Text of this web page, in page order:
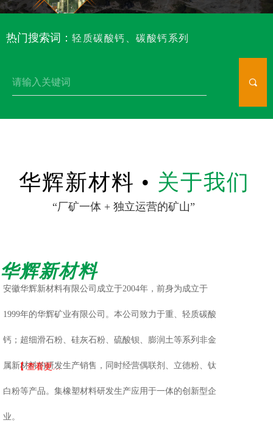
热门搜索词： 轻质碳酸钙、碳酸钙系列
끠
华辉新材料 • 关于我们
“厂矿一体 + 独立运营的矿山”
华辉新材料
安徽华辉新材料有限公司成立于2004年，前身为成立于
1999年的华辉矿业有限公司。本公司致力于重、轻质碳酸
钙；超细滑石粉、硅灰石粉、硫酸钡、膨润土等系列非金
属新材料的研发生产销售，同时经营偶联剂、立德粉、钛
白粉等产品。集橡塑材料研发生产应用于一体的创新型企
业。
【 查看更多 】